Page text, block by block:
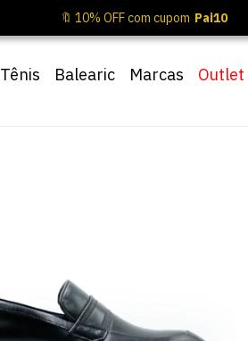
Tênis Balearic Marcas Outlet
🔖 10% OFF com cupom Pai10